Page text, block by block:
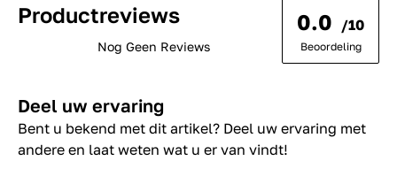
Productreviews
Nog Geen Reviews
0.0 /10
Beoordeling
Deel uw ervaring
Bent u bekend met dit artikel? Deel uw ervaring met
andere en laat weten wat u er van vindt!